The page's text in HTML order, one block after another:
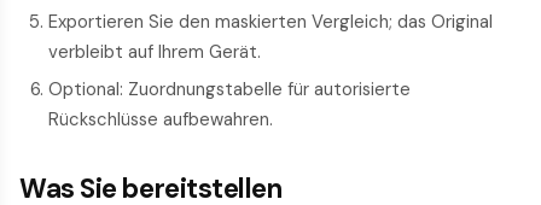
Exportieren Sie den maskierten Vergleich; das Original
verbleibt auf Ihrem Gerät.
Optional: Zuordnungstabelle für autorisierte
Rückschlüsse aufbewahren.
Was Sie bereitstellen